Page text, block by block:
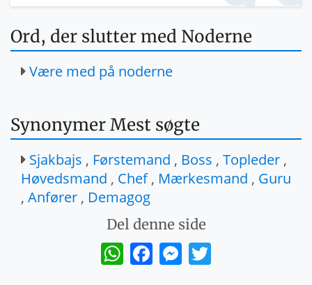
Ord, der slutter med Noderne
Være med på noderne
Synonymer Mest søgte
Sjakbajs , Førstemand , Boss , Topleder ,
Høvedsmand , Chef, Mærkesmand , Guru
, Anfører , Demagog
Del denne side
WhatsAppFacebookMessenger